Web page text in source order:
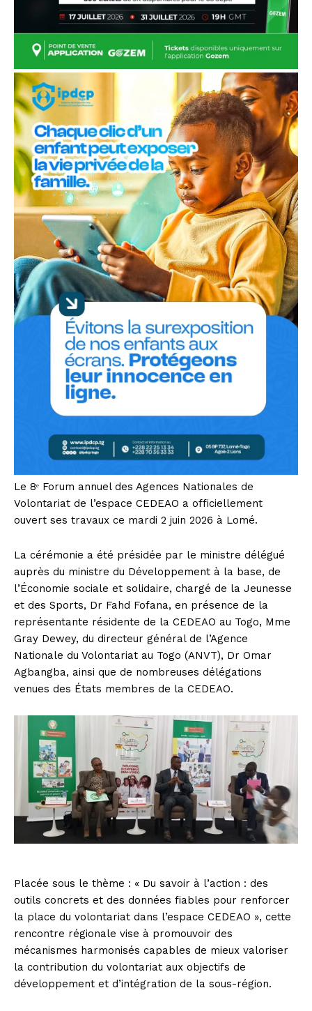
Le 8ᵉ Forum annuel des Agences Nationales de
Volontariat de l’espace CEDEAO a officiellement
ouvert ses travaux ce mardi 2 juin 2026 à Lomé.
La cérémonie a été présidée par le ministre délégué
auprès du ministre du Développement à la base, de
l’Économie sociale et solidaire, chargé de la Jeunesse
et des Sports, Dr Fahd Fofana, en présence de la
représentante résidente de la CEDEAO au Togo, Mme
Gray Dewey, du directeur général de l’Agence
Nationale du Volontariat au Togo (ANVT), Dr Omar
Agbangba, ainsi que de nombreuses délégations
venues des États membres de la CEDEAO.
Placée sous le thème : « Du savoir à l’action : des
outils concrets et des données fiables pour renforcer
la place du volontariat dans l’espace CEDEAO », cette
rencontre régionale vise à promouvoir des
mécanismes harmonisés capables de mieux valoriser
la contribution du volontariat aux objectifs de
développement et d’intégration de la sous-région.